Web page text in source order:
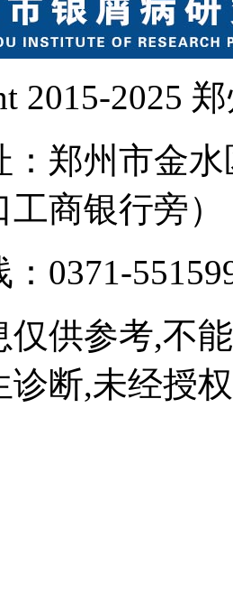
2015-2025
：郑州市金
商银行旁）
：0371-
仅供参考,不
诊断,未经授